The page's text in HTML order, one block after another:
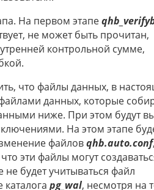
На первом этапе
не может быть прочитан,
контрольной сумме,
что файлы данных, в
данных, которые
ниже. При этом будут
На этом этапе
файловqhb.auto.conf,
эти файлы могут
будет учитываться файл
pg_wal, несмотря на